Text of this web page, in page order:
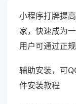
小程序打牌提
家，快速成为
用户可通过正
辅助安装，可
件安装教程